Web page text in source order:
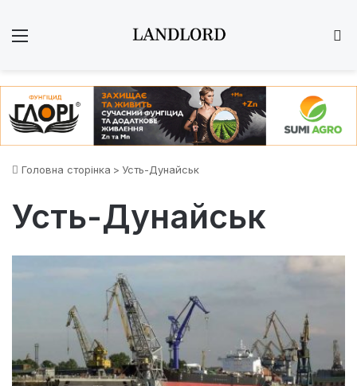
Головна сторінка > Усть-Дунайськ
Усть-Дунайськ